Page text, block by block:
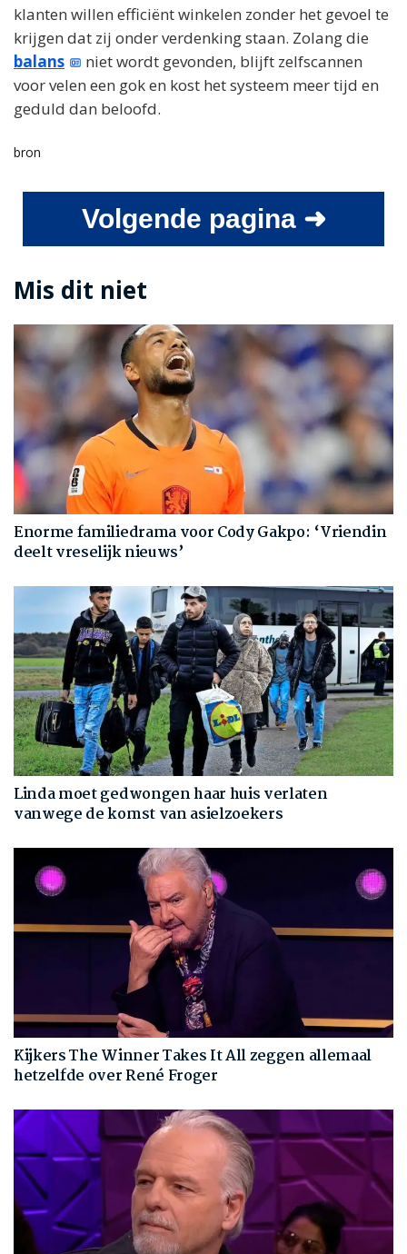
klanten willen efficiënt winkelen zonder het gevoel te
krijgen dat zij onder verdenking staan. Zolang die
balans
niet wordt gevonden, blijft zelfscannen
voor velen een gok en kost het systeem meer tijd en
geduld dan beloofd.
bron
Volgende pagina ➜
Mis dit niet
Enorme familiedrama voor Cody Gakpo: ‘Vriendin
deelt vreselijk nieuws’
Linda moet gedwongen haar huis verlaten
vanwege de komst van asielzoekers
Kijkers The Winner Takes It All zeggen allemaal
hetzelfde over René Froger